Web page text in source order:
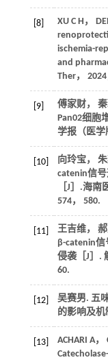
[8] XU C H ，
ischemia-
and
Ther， 2024
[9]
傅家财，
Pan02细胞
学报（医学
[10]
向玲宝，
catenin信
［J］.海南
574， 580.
[11]
王吉维，
β-catenin
侵袭［J］.
60.
[12]
吴赛男. 五
的影响及机
[13] ACHARI A，